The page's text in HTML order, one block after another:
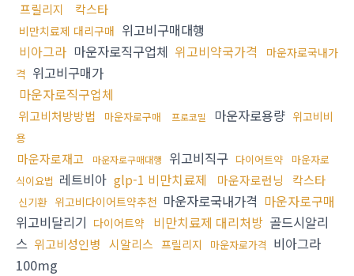
프릴리지
칵스타
비만치료제 대리구매 위고비구매대행
비아그라 마운자로직구업체 위고비약국가격
마운자로국내가
격 위고비구매가
마운자로직구업체
위고비처방방법 마운자로구매 프로코밀 마운자로용량 위고비비
용
마운자로재고 마운자로구매대행 위고비직구 다이어트약
마운자로
식이요법 레트비아 glp-1 비만치료제 마운자로런닝 칵스타
신기환 위고비다이어트약추천 마운자로국내가격 마운자로구매
위고비달리기 다이어트약 비만치료제 대리처방 골드시알리
스 위고비성인병 시알리스 프릴리지 마운자로가격 비아그라
100mg